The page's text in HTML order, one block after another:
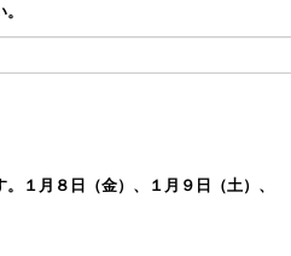
１月８日（金）、１月９日（土）、